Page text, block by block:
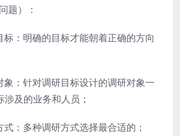
题）：
标：明确的目标才能朝着正确的方向
象：针对调研目标设计的调研对象一
及的业务和人员；
式：多种调研方式选择最合适的；